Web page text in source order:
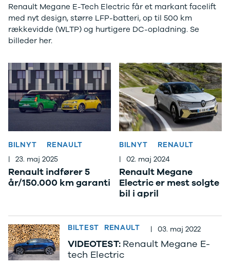
Privatleasing
Tilbud
CX-5
Modeller
Tilbud
CX-60
Anmeldelser
Privatleasing
Tilbud
Modeller
Anmeldelser
Tilbud
MX-5
Modeller
Nissan
MICRA
Modeller
Elbil
SUV
Stationcar
A200
A200 d
B180 d
B180
B200
C-Klasse
C200
C300 e
C350 e
CLA220 d
CLA45
E-klasse
Renault Megane E-Tech Electric får et markant facelift
med nyt design, større LFP-batteri, op til 500 km
rækkevidde (WLTP) og hurtigere DC-opladning. Se
billeder her.
BILNYT
RENAULT
| 23. maj 2025
Renault indfører 5
år/150.000 km garanti
BILNYT
RENAULT
| 02. maj 2024
Renault Megane
Electric er mest solgte
bil i april
BILTEST RENAULT | 03. maj 2022
VIDEOTEST: Renault Megane E-
tech Electric